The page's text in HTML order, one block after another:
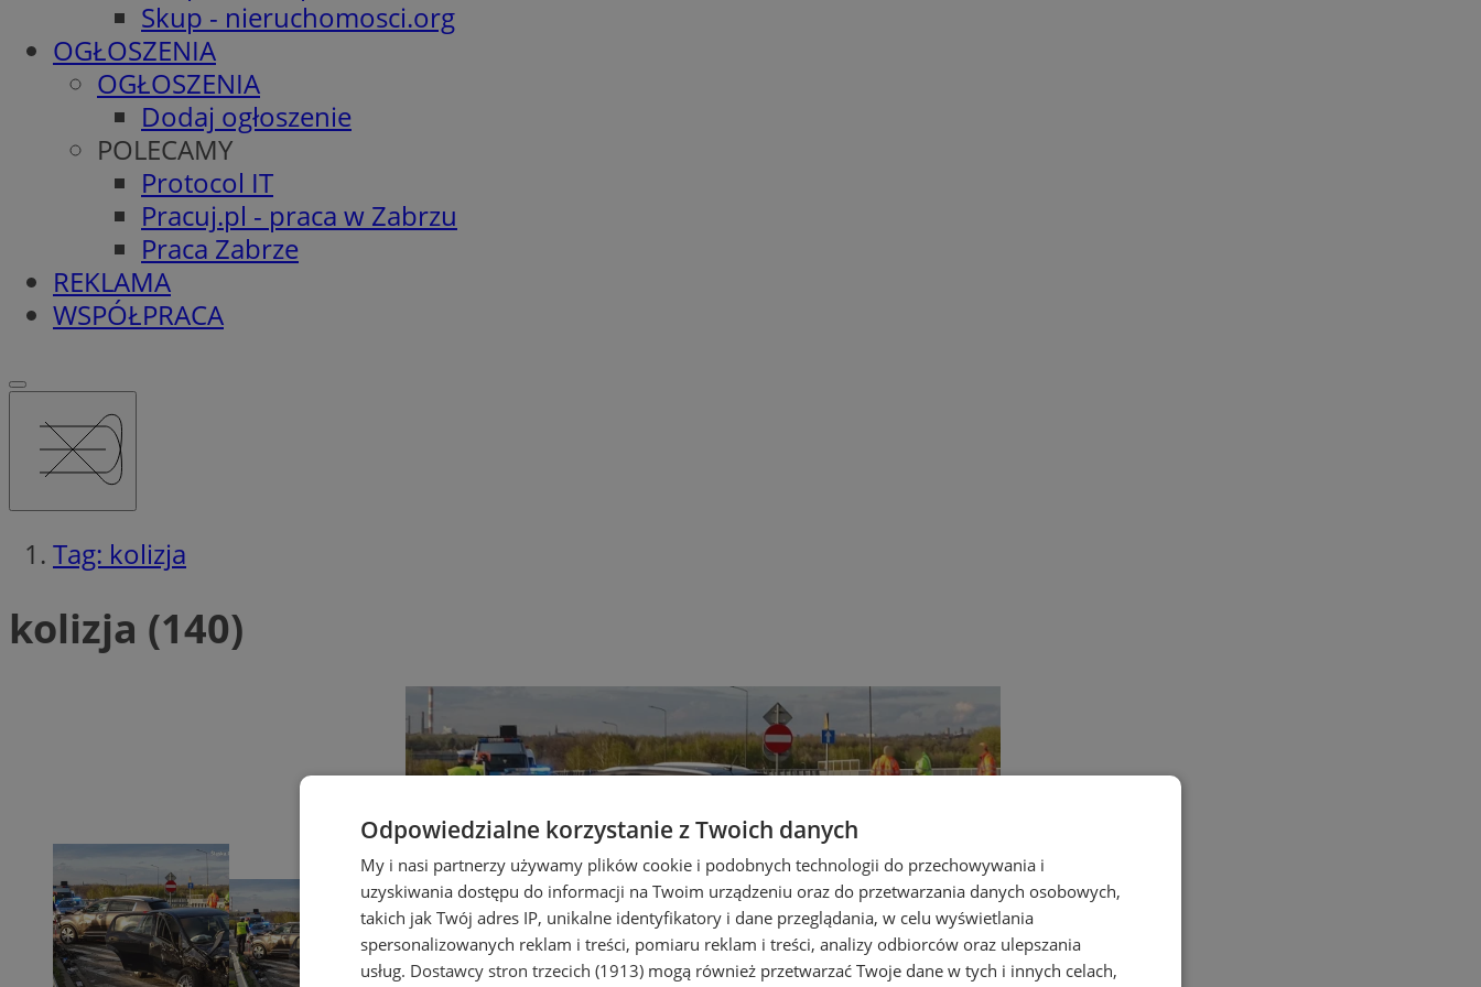
Skup - nieruchomosci.org
OGŁOSZENIA
OGŁOSZENIA
Dodaj ogłoszenie
POLECAMY
Protocol IT
Pracuj.pl - praca w Zabrzu
Praca Zabrze
REKLAMA
WSPÓŁPRACA
Tag: kolizja
kolizja (140)
Odpowiedzialne korzystanie z Twoich danych
My i nasi partnerzy używamy plików cookie i podobnych technologii do przechowywania i
uzyskiwania dostępu do informacji na Twoim urządzeniu oraz do przetwarzania danych osobowych,
takich jak Twój adres IP, unikalne identyfikatory i dane przeglądania, w celu wyświetlania
spersonalizowanych reklam i treści, pomiaru reklam i treści, analizy odbiorców oraz ulepszania
usług. Dostawcy stron trzecich (1913) mogą również przetwarzać Twoje dane w tych i innych celach,